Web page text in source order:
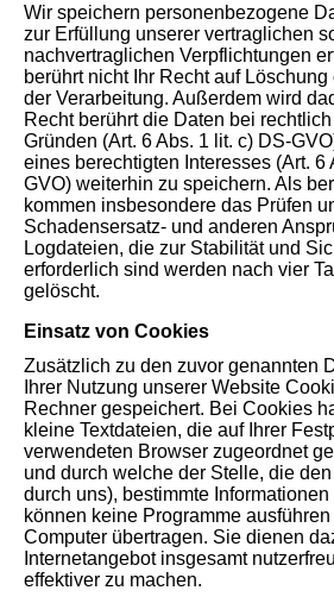
Wir speichern personenbezogene
zur Erfüllung unserer vertraglichen
nachvertraglichen Verpflichtungen
berührt nicht Ihr Recht auf
der Verarbeitung. Außerdem wird
Recht berührt die Daten bei
Gründen (Art. 6 Abs. 1 lit. c) DS-
eines berechtigten Interesses (Art. 6
GVO) weiterhin zu speichern. Als
kommen insbesondere das Prüfen
Schadensersatz- und anderen
Logdateien, die zur Stabilität und
erforderlich sind werden nach vier
gelöscht.
Einsatz von Cookies
Zusätzlich zu den zuvor genannten
Ihrer Nutzung unserer Website
Rechner gespeichert. Bei Cookies
kleine Textdateien, die auf Ihrer
verwendeten Browser zugeordnet
und durch welche der Stelle, die
durch uns), bestimmte
können keine Programme
Computer übertragen. Sie dienen
Internetangebot insgesamt
effektiver zu machen.